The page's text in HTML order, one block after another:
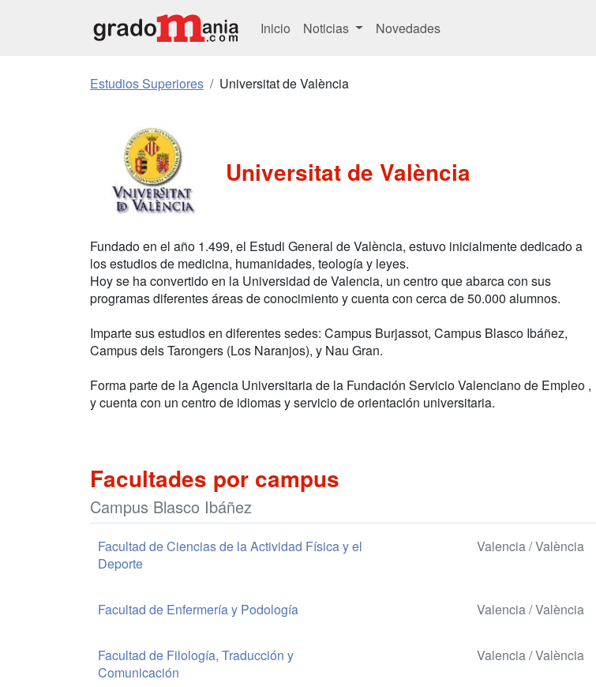
Inicio Noticias Novedades
Estudios Superiores Universitat de València
Universitat de València
Fundado en el año 1.499, el Estudi General de València, estuvo inicialmente dedicado a
los estudios de medicina, humanidades, teología y leyes.
Hoy se ha convertido en la Universidad de Valencia, un centro que abarca con sus
programas diferentes áreas de conocimiento y cuenta con cerca de 50.000 alumnos.
Imparte sus estudios en diferentes sedes: Campus Burjassot, Campus Blasco Ibáñez,
Campus dels Tarongers (Los Naranjos), y Nau Gran.
Forma parte de la Agencia Universitaria de la Fundación Servicio Valenciano de Empleo ,
y cuenta con un centro de idiomas y servicio de orientación universitaria.
Facultades por campus
Campus Blasco Ibáñez
Facultad de Ciencias de la Actividad Física y el
Deporte
Valencia / València
Facultad de Enfermería y Podología Valencia / València
Facultad de Filología, Traducción y
Comunicación
Valencia / València